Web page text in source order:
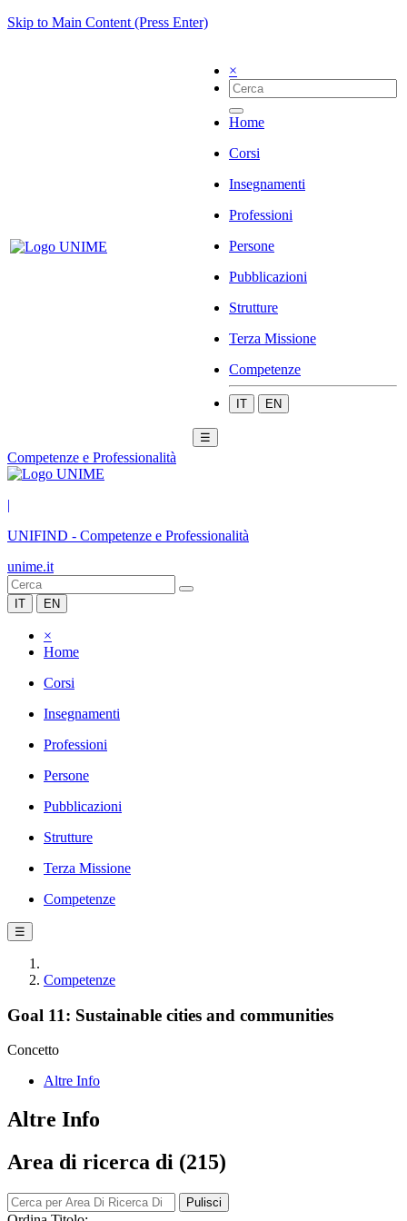
Skip to Main Content (Press Enter)
×
Home
Corsi
Insegnamenti
Professioni
Persone
Pubblicazioni
Strutture
Terza Missione
Competenze
IT EN
☰
Competenze e Professionalità
|
UNIFIND - Competenze e Professionalità
unime.it
IT EN
×
Home
Corsi
Insegnamenti
Professioni
Persone
Pubblicazioni
Strutture
Terza Missione
Competenze
☰
Competenze
Goal 11: Sustainable cities and communities
Concetto
Altre Info
Altre Info
Area di ricerca di (215)
Pulisci